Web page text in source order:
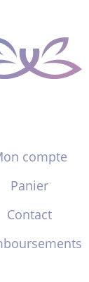
compte
Panier
Contact